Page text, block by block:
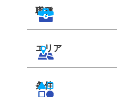
職種
エリア
条件